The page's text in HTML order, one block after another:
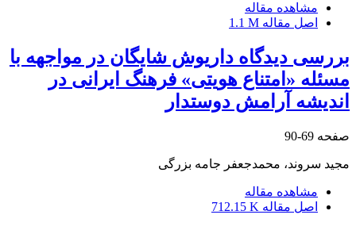
مشاهده مقاله
اصل مقاله 1.1 M
بررسی دیدگاه داریوش شایگان در مواجهه با
مسئله «امتناع هویتی» فرهنگ ایرانی در
اندیشه آرامش دوستدار
صفحه 69-90
مجید سروند، محمدجعفر جامه بزرگی
مشاهده مقاله
اصل مقاله 712.15 K